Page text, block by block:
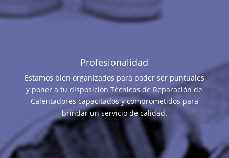
Profesionalidad
Estamos bien organizados para poder ser puntuales
y poner a tu disposición Técnicos de Reparación de
Calentadores capacitados y comprometidos para
brindar un servicio de calidad.